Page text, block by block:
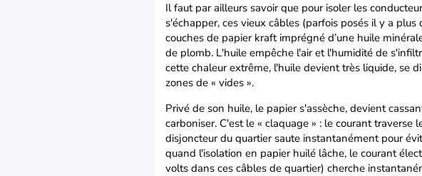
Il faut par ailleurs savoir que pour isoler les
s'échapper, ces vieux câbles (parfois posés il y a
couches de papier kraft imprégné d’une huile
de plomb. L'huile empêche l'air et l'humidité de
cette chaleur extrême, l'huile devient très liquide, se
zones de « vides ».
Privé de son huile, le papier s'assèche, devient
carboniser. C'est le « claquage » : le courant traverse
disjoncteur du quartier saute instantanément pour
quand l'isolation en papier huilé lâche, le courant
volts dans ces câbles de quartier) cherche